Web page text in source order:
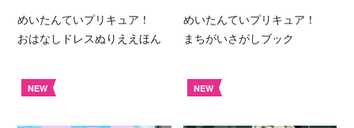
めいたんていプリキュア！
おはなしドレスぬりええほん
めいたんていプリキュア！
まちがいさがしブック
NEW NEW